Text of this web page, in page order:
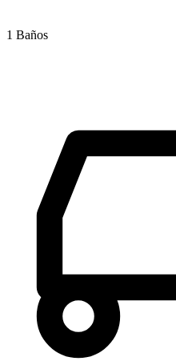
1 Baños